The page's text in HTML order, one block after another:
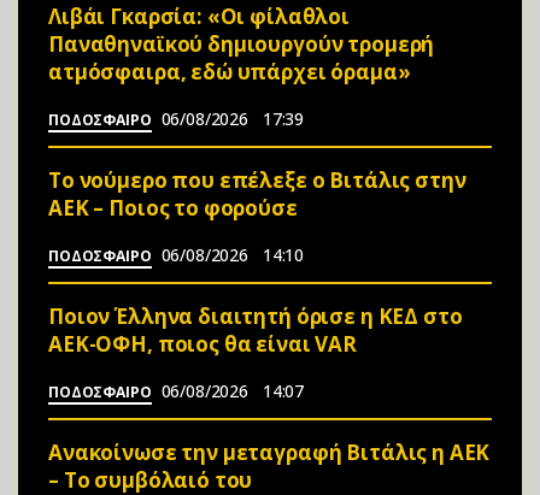
Λιβάι Γκαρσία: «Οι φίλαθλοι
Παναθηναϊκού δημιουργούν τρομερή
ατμόσφαιρα, εδώ υπάρχει όραμα»
ΠΟΔΟΣΦΑΙΡΟ 06/08/2026 17:39
Το νούμερο που επέλεξε ο Βιτάλις στην
ΑΕΚ – Ποιος το φορούσε
ΠΟΔΟΣΦΑΙΡΟ 06/08/2026 14:10
Ποιον Έλληνα διαιτητή όρισε η ΚΕΔ στο
ΑΕΚ-ΟΦΗ, ποιος θα είναι VAR
ΠΟΔΟΣΦΑΙΡΟ 06/08/2026 14:07
Ανακοίνωσε την μεταγραφή Βιτάλις η ΑΕΚ
– Το συμβόλαιό του